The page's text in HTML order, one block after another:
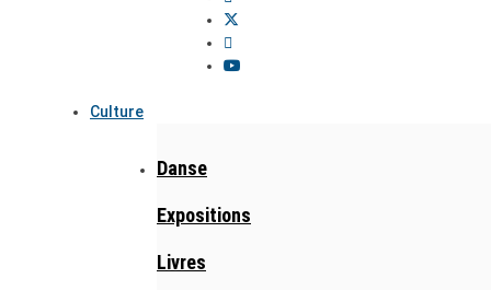
Culture
Danse
Expositions
Livres